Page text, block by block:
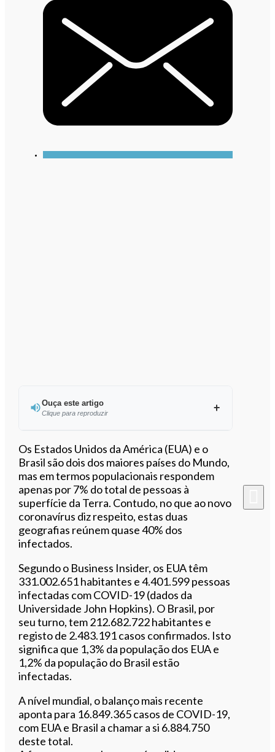
Ouça este artigo
Clique para reproduzir
Ouvir este artigo
Os Estados Unidos da América (EUA) e o
Brasil são dois dos maiores países do Mundo,
mas em termos populacionais respondem
apenas por 7% do total de pessoas à
superfície da Terra. Contudo, no que ao novo
coronavírus diz respeito, estas duas
geografias reúnem quase 40% dos
infectados.
Segundo o Business Insider, os EUA têm
331.002.651 habitantes e 4.401.599 pessoas
infectadas com COVID-19 (dados da
Universidade John Hopkins). O Brasil, por
seu turno, tem 212.682.722 habitantes e
registo de 2.483.191 casos confirmados. Isto
significa que 1,3% da população dos EUA e
1,2% da população do Brasil estão
infectadas.
A nível mundial, o balanço mais recente
aponta para 16.849.365 casos de COVID-19,
com EUA e Brasil a chamar a si 6.884.750
deste total.